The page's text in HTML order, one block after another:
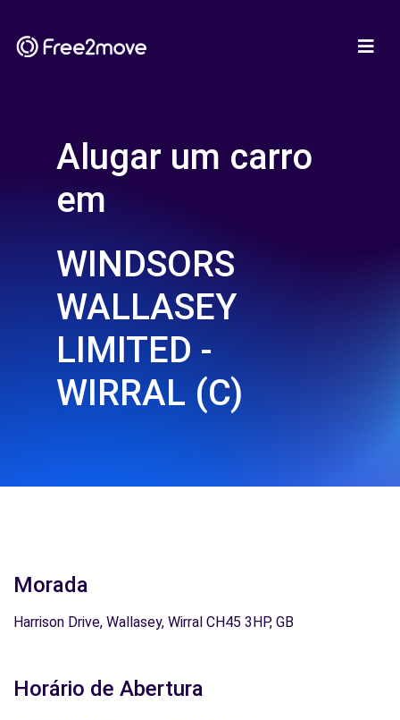
Alugar um carro
em
WINDSORS
WALLASEY
LIMITED -
WIRRAL (C)
Morada
Harrison Drive, Wallasey, Wirral CH45 3HP, GB
Horário de Abertura